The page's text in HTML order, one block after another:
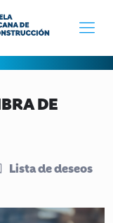
DE
Lista de deseos